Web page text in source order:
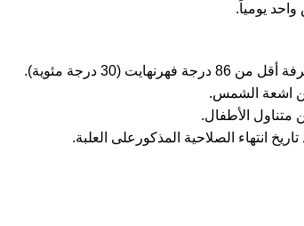
يومياً.
(30 درجة مئوية).
عن اشعة الشمس.
متناول الأطفال.
انتهاء الصلاحية المذكورعلى العلبة.